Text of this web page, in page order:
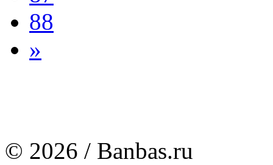
88
»
© 2026 / Banbas.ru